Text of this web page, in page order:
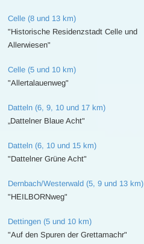
Celle (8 und 13 km)
"Historische Residenzstadt Celle und
Allerwiesen"
Celle (5 und 10 km)
"Allertalauenweg"
Datteln (6, 9, 10 und 17 km)
„Dattelner Blaue Acht"
Datteln (6, 10 und 15 km)
"Dattelner Grüne Acht"
Dernbach/Westerwald (5, 9 und 13 km)
"HEILBORNweg"
Dettingen (5 und 10 km)
"Auf den Spuren der Grettamachr"